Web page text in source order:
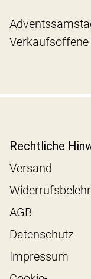
Rechtliche
Versand
AGB
Datenschutz
Impressum